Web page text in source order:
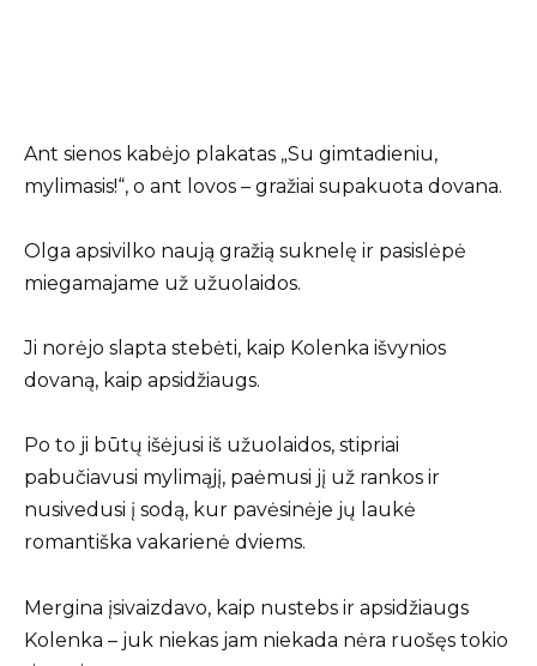
Ant sienos kabėjo plakatas „Su gimtadieniu,
mylimasis!“, o ant lovos – gražiai supakuota dovana.
Olga apsivilko naują gražią suknelę ir pasislėpė
miegamajame už užuolaidos.
Ji norėjo slapta stebėti, kaip Kolenka išvynios
dovaną, kaip apsidžiaugs.
Po to ji būtų išėjusi iš užuolaidos, stipriai
pabučiavusi mylimąjį, paėmusi jį už rankos ir
nusivedusi į sodą, kur pavėsinėje jų laukė
romantiška vakarienė dviems.
Mergina įsivaizdavo, kaip nustebs ir apsidžiaugs
Kolenka – juk niekas jam niekada nėra ruošęs tokio